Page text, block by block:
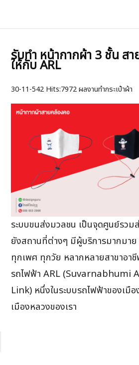
รับทำ หน้ากากผ้า 3 ชั้น ส
ให้กับ ARL
30-11-542 Hits:7972 ผลงานทำกระเป๋าผ้า
ระบบขนส่งมวลชน เป็นจุดศูนย์รวม
ยังสถานที่ต่างๆ มีผู้บริการมากมา
ทุกเพศ ทุกวัย หลากหลายสาขาอาชี
รถไฟฟ้า ARL (Suvarnabhumi
Link) หนึ่งในระบบรถไฟฟ้าของเมื
เมืองหลวงของเรา